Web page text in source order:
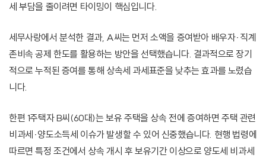
세 부담을 줄이려면 타이밍이 핵심입니다.
세무사랑에서 분석한 결과, A씨는 먼저 소액을 증여받아 배우자·직계
존비속 공제 한도를 활용하는 방안을 선택했습니다. 결과적으로 장기
적으로 누적된 증여를 통해 상속세 과세표준을 낮추는 효과를 노렸습
니다.
한편 1주택자 B씨(60대)는 보유 주택을 상속 전에 증여하면 주택 관련
비과세·양도소득세 이슈가 발생할 수 있어 신중했습니다. 현행 법령에
따르면 특정 조건에서 상속 개시 후 보유기간 이상으로 양도세 비과세